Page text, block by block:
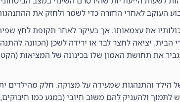
העוקב לאחרי החזרה כדי לשמר ולחזק את
את עצמאותו, אך בעיקר לאחר תקופת לחץ
יציאה לחצר לבד או ירידה לשכן (הכוונה
את תחושת האמון שלו בכינונה של המציאות
הילד והתנהגות שמעידה על מצוקה. חלק מהילדים
לתמוך ולהעניק להם משוב חיובי (במגע כמו